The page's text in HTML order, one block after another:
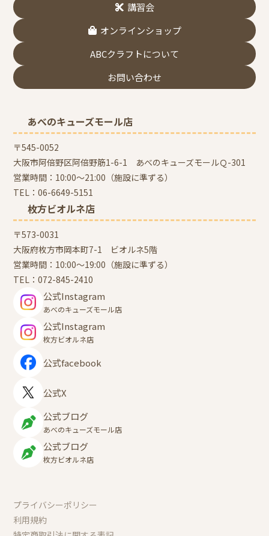
講習会
オンラインショップ
ABCクラフトについて
お問い合わせ
あべのキューズモール店
〒545-0052
大阪市阿倍野区阿倍野筋1-6-1 あべのキューズモールＱ-301
営業時間：10:00～21:00（施設に準ずる）
TEL：06-6649-5151
枚方ビオルネ店
〒573-0031
大阪府枚方市岡本町7-1 ビオルネ5階
営業時間：10:00～19:00（施設に準ずる）
TEL：072-845-2410
公式Instagram
あべのキューズモール店
公式Instagram
枚方ビオルネ店
公式facebook
公式X
公式ブログ
あべのキューズモール店
公式ブログ
枚方ビオルネ店
プライバシーポリシー
利用規約